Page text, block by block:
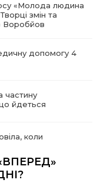
«Молода людина
змін та
Воробйов
допомогу 4
частину
йдеться
коли
та статус